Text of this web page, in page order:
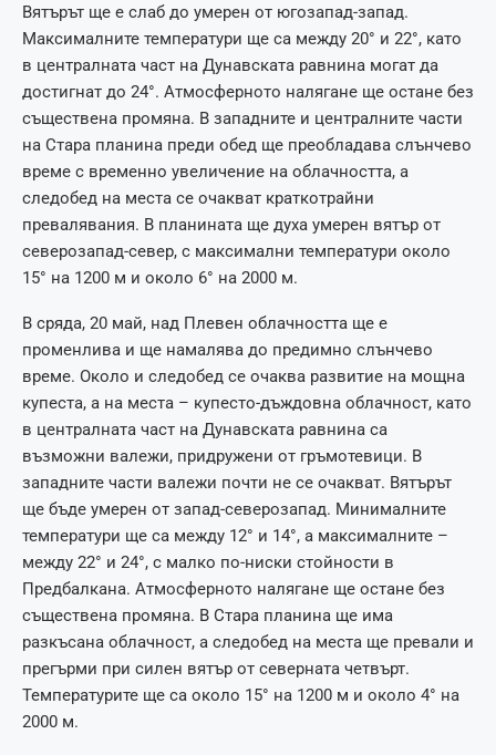
Вятърът ще е слаб до умерен от югозапад-запад.
Максималните температури ще са между 20° и 22°, като
в централната част на Дунавската равнина могат да
достигнат до 24°. Атмосферното налягане ще остане без
съществена промяна. В западните и централните части
на Стара планина преди обед ще преобладава слънчево
време с временно увеличение на облачността, а
следобед на места се очакват краткотрайни
превалявания. В планината ще духа умерен вятър от
северозапад-север, с максимални температури около
15° на 1200 м и около 6° на 2000 м.
В сряда, 20 май, над Плевен облачността ще е
променлива и ще намалява до предимно слънчево
време. Около и следобед се очаква развитие на мощна
купеста, а на места – купесто-дъждовна облачност, като
в централната част на Дунавската равнина са
възможни валежи, придружени от гръмотевици. В
западните части валежи почти не се очакват. Вятърът
ще бъде умерен от запад-северозапад. Минималните
температури ще са между 12° и 14°, а максималните –
между 22° и 24°, с малко по-ниски стойности в
Предбалкана. Атмосферното налягане ще остане без
съществена промяна. В Стара планина ще има
разкъсана облачност, а следобед на места ще превали и
прегърми при силен вятър от северната четвърт.
Температурите ще са около 15° на 1200 м и около 4° на
2000 м.